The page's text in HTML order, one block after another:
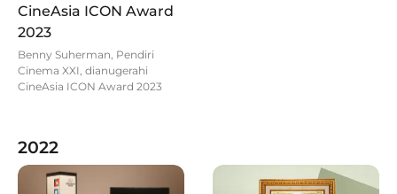
CineAsia ICON Award
2023
Benny Suherman, Pendiri
Cinema XXI, dianugerahi
CineAsia ICON Award 2023
2022